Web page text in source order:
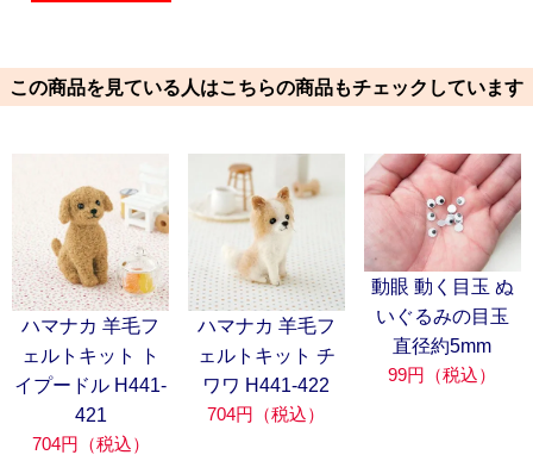
この商品を見ている人はこちらの商品もチェックしています
ハマナカ 羊毛フ
ェルトキット ト
イプードル H441-
421
704円（税込）
ハマナカ 羊毛フ
ェルトキット チ
ワワ H441-422
704円（税込）
動眼 動く目玉 ぬ
いぐるみの目玉
直径約5mm
99円（税込）